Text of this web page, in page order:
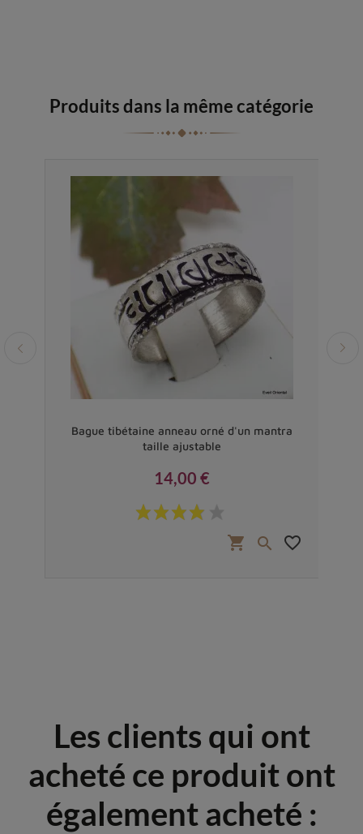
Produits dans la même catégorie
Bague tibétaine anneau orné d'un mantra
taille ajustable
Prix
14,00 €
shopping_cart  favorite_border
Les clients qui ont
acheté ce produit ont
également acheté :